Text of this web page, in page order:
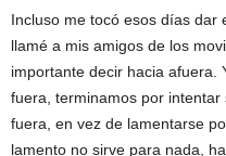
Incluso me tocó esos días dar
llamé a mis amigos de los
importante decir hacia afuera.
fuera, terminamos por
fuera, en vez de lamentarse
lamento no sirve para nada,